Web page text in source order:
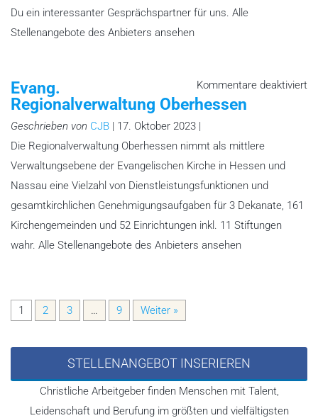
Du ein interessanter Gesprächspartner für uns. Alle
Stellenangebote des Anbieters ansehen
Kommentare deaktiviert
Evang.
Regionalverwaltung Oberhessen
Geschrieben von CJB | 17. Oktober 2023 |
Die Regionalverwaltung Oberhessen nimmt als mittlere
Verwaltungsebene der Evangelischen Kirche in Hessen und
Nassau eine Vielzahl von Dienstleistungsfunktionen und
gesamtkirchlichen Genehmigungsaufgaben für 3 Dekanate, 161
Kirchengemeinden und 52 Einrichtungen inkl. 11 Stiftungen
wahr. Alle Stellenangebote des Anbieters ansehen
1 2 3 … 9 Weiter »
STELLENANGEBOT INSERIEREN
Christliche Arbeitgeber finden Menschen mit Talent,
Leidenschaft und Berufung im größten und vielfältigsten